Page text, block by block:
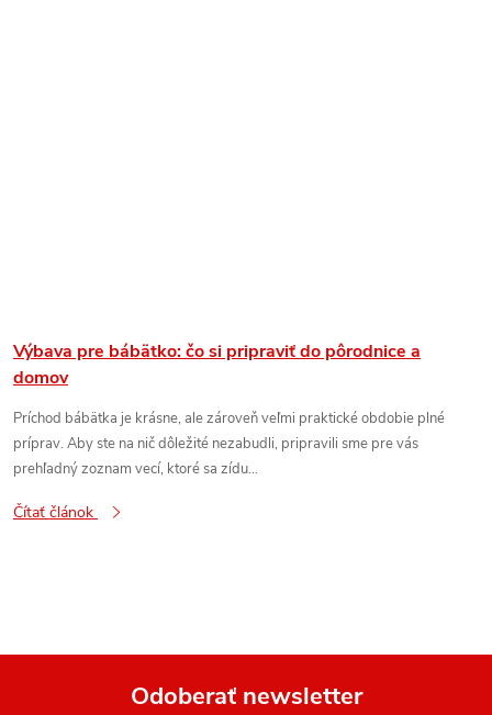
Výbava pre bábätko: čo si pripraviť do pôrodnice a
domov
Príchod bábätka je krásne, ale zároveň veľmi praktické obdobie plné
príprav. Aby ste na nič dôležité nezabudli, pripravili sme pre vás
prehľadný zoznam vecí, ktoré sa zídu...
Čítať článok
Odoberať newsletter